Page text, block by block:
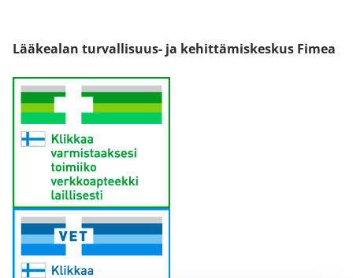
Lääkealan turvallisuus- ja kehittämiskeskus Fimea